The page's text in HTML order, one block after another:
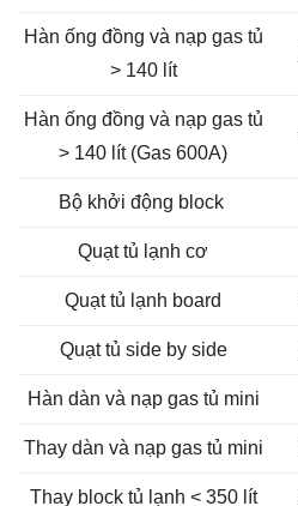
Hàn ống đồng và nạp gas tủ
> 140 lít
Hàn ống đồng và nạp gas tủ
> 140 lít (Gas 600A)
Bộ khởi động block
Quạt tủ lạnh cơ
Quạt tủ lạnh board
Quạt tủ side by side
Hàn dàn và nạp gas tủ mini
Thay dàn và nạp gas tủ mini
Thay block tủ lạnh < 350 lít